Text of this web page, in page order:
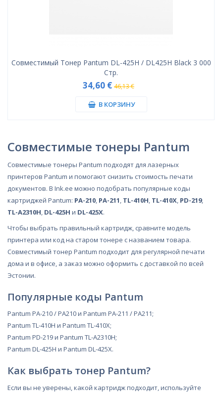
Совместимый Тонер Pantum DL-425H / DL425H Black 3 000
Стр.
34,60 € 46,13 €
В КОРЗИНУ
Совместимые тонеры Pantum
Совместимые тонеры Pantum подходят для лазерных
принтеров Pantum и помогают снизить стоимость печати
документов. В Ink.ee можно подобрать популярные коды
картриджей Pantum: PA-210 PA-211 TL-410H TL-410X PD-219,
TL-A2310H DL-425H и DL-425X.
Чтобы выбрать правильный картридж, сравните модель
принтера или код на старом тонере с названием товара.
Совместимый тонер Pantum подходит для регулярной печати
дома и в офисе, а заказ можно оформить с доставкой по всей
Эстонии.
Популярные коды Pantum
Pantum PA-210 / PA210и Pantum PA-211 / PA211;
Pantum TL-410H и Pantum TL-410X;
Pantum PD-219и Pantum TL-A2310H;
Pantum DL-425H и Pantum DL-425X.
Как выбрать тонер Pantum?
Если вы не уверены, какой картридж подходит, используйте